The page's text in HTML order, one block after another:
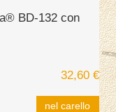
BD-132 con
32,60 €
nel carello